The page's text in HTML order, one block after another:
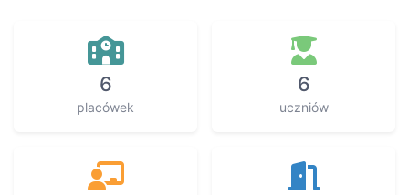
6
placówek
6
uczniów